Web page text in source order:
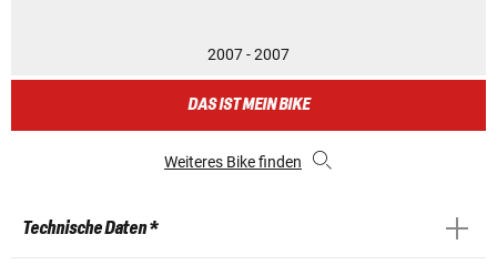
2007 - 2007
DAS IST MEIN BIKE
Weiteres Bike finden
Technische Daten *